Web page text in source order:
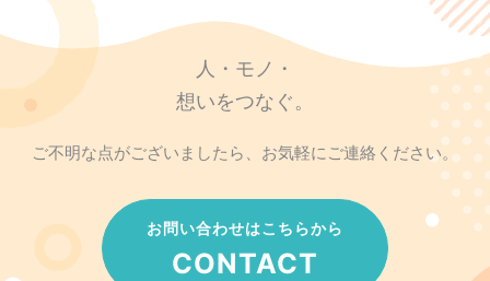
人・モノ・
想いをつなぐ。
ご不明な点がございましたら、お気軽にご連絡ください。
お問い合わせはこちらから
CONTACT